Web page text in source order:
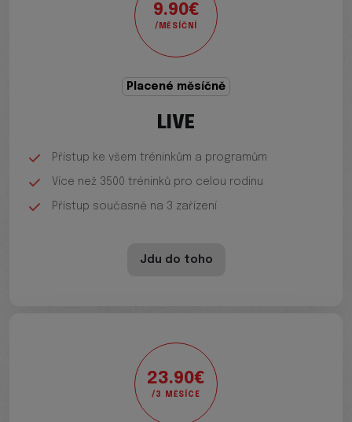
9.90€
/MĚSÍČNÍ
Placené měsíčně
LIVE
Přístup ke všem tréninkům a programům
Více než 3500 tréninků pro celou rodinu
Přístup současně na 3 zařízení
Jdu do toho
23.90€
/3 MĚSÍCE